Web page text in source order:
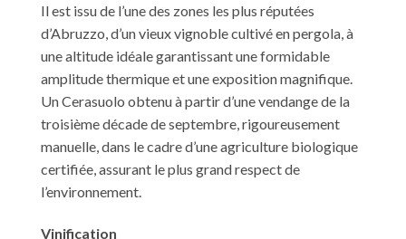
Il est issu de l’une des zones les plus réputées
d’Abruzzo, d’un vieux vignoble cultivé en pergola, à
une altitude idéale garantissant une formidable
amplitude thermique et une exposition magnifique.
Un Cerasuolo obtenu à partir d’une vendange de la
troisième décade de septembre, rigoureusement
manuelle, dans le cadre d’une agriculture biologique
certifiée, assurant le plus grand respect de
l’environnement.
Vinification